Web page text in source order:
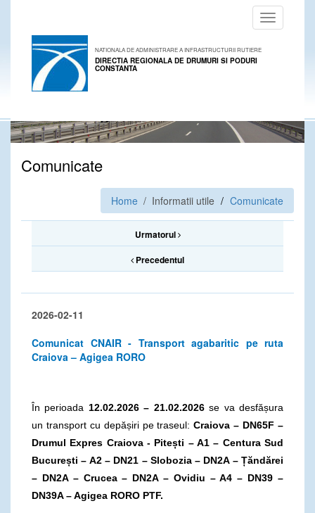
Toggle
navigation
NATIONALA DE ADMINISTRARE A INFRASTRUCTURII RUTIERE
DIRECTIA REGIONALA DE DRUMURI SI PODURI
CONSTANTA
Comunicate
Home / Informatii utile Comunicate
Urmatorul
Precedentul
2026-02-11
Comunicat CNAIR - Transport agabaritic pe ruta
Craiova – Agigea RORO
În perioada 12.02.2026 – 21.02.2026se va desfășura
un transport cu depășiri pe traseul:Craiova – DN65F –
Drumul Expres Craiova - Pitești – A1 – Centura Sud
București – A2 – DN21 – Slobozia – DN2A – Țăndărei
– DN2A – Crucea – DN2A – Ovidiu – A4 – DN39 –
DN39A – Agigea RORO PTF.